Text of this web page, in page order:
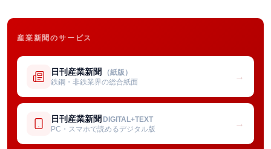
産業新聞のサービス
日刊産業新聞 （紙版）
鉄鋼・非鉄業界の総合紙面
→
日刊産業新聞 DIGITAL+TEXT
PC・スマホで読めるデジタル版
→